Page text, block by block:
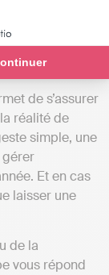
en
devient crédit, et
de s’assurer
réalité de
simple, une
gérer
Et en cas
laisser une
de la
vous répond